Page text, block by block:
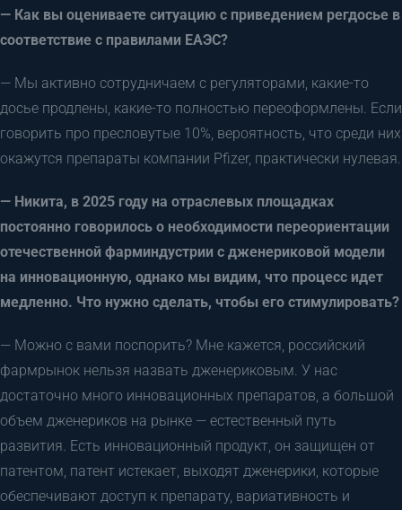
— Как вы оцениваете ситуацию с приведением регдосье в
соответствие с правилами ЕАЭС?
— Мы активно сотрудничаем с регуляторами, какие-то
досье продлены, какие-то полностью переоформлены. Если
говорить про пресловутые 10%, вероятность, что среди них
окажутся препараты компании Pfizer, практически нулевая.
— Никита, в 2025 году на отраслевых площадках
постоянно говорилось о необходимости переориентации
отечественной фарминдустрии с дженериковой модели
на инновационную, однако мы видим, что процесс идет
медленно. Что нужно сделать, чтобы его стимулировать?
— Можно с вами поспорить? Мне кажется, российский
фармрынок нельзя назвать дженериковым. У нас
достаточно много инновационных препаратов, а большой
объем дженериков на рынке — естественный путь
развития. Есть инновационный продукт, он защищен от
патентом, патент истекает, выходят дженерики, которые
обеспечивают доступ к препарату, вариативность и